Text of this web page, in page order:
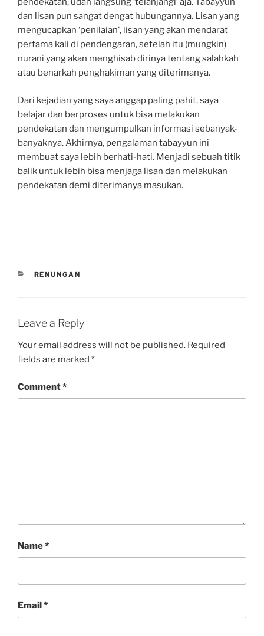
dan lisan pun sangat dengat hubungannya. Lisan yang
mengucapkan ‘penilaian’, lisan yang akan mendarat
pertama kali di pendengaran, setelah itu (mungkin)
nurani yang akan menghisab dirinya tentang salahkah
atau benarkah penghakiman yang diterimanya.
Dari kejadian yang saya anggap paling pahit, saya
belajar dan berproses untuk bisa melakukan
pendekatan dan mengumpulkan informasi sebanyak-
banyaknya. Akhirnya, pengalaman tabayyun ini
membuat saya lebih berhati-hati. Menjadi sebuah titik
balik untuk lebih bisa menjaga lisan dan melakukan
pendekatan demi diterimanya masukan.
CATEGORIES
RENUNGAN
Leave a Reply
Your email address will not be published. Required
fields are marked *
Comment*
Name*
Email*